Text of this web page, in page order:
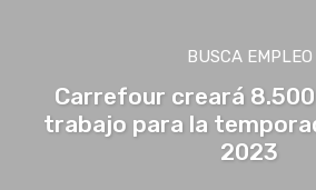
BUSCA EMPLEO
Carrefour creará
trabajo para la
2023